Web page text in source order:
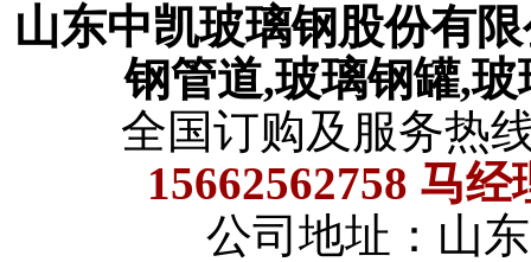
山东中凯玻璃钢股份有
钢管道,玻璃钢罐,
全国订购及服务热
15662562758 马
公司地址：山